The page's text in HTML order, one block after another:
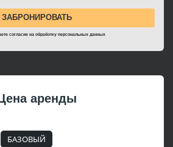
согласие на обработку персональных данных
аренды
БАЗОВЫЙ